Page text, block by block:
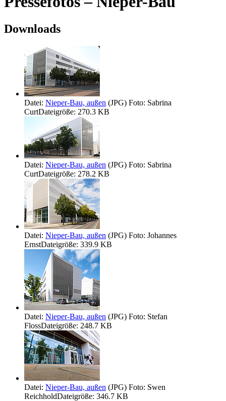
Downloads
Datei: Nieper-Bau, außen (JPG) Foto: Sabrina
CurtDateigröße: 270.3 KB
Datei: Nieper-Bau, außen (JPG) Foto: Sabrina
CurtDateigröße: 278.2 KB
Datei: Nieper-Bau, außen (JPG) Foto: Johannes
ErnstDateigröße: 339.9 KB
Datei: Nieper-Bau, außen (JPG) Foto: Stefan
FlossDateigröße: 248.7 KB
Datei: Nieper-Bau, außen (JPG) Foto: Swen
ReichholdDateigröße: 346.7 KB